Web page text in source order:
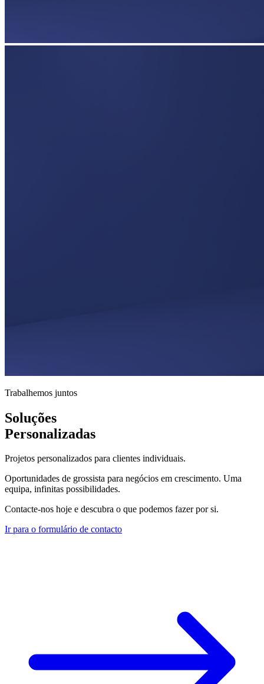
Trabalhemos juntos
Soluções
Personalizadas
Projetos personalizados para clientes individuais.
Oportunidades de grossista para negócios em crescimento. Uma
equipa, infinitas possibilidades.
Contacte-nos hoje e descubra o que podemos fazer por si.
Ir para o formulário de contacto